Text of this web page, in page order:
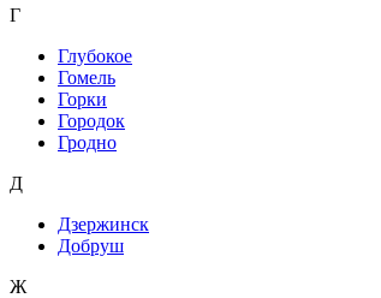
Г
Глубокое
Гомель
Горки
Городок
Гродно
Д
Дзержинск
Добруш
Ж